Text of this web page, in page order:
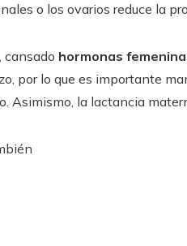
o los ovarios reduce la
cansado hormonas
por lo que es importante
Asimismo, la lactancia